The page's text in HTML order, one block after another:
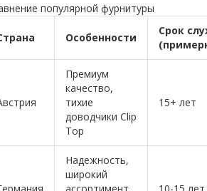
популярной фурнитуры
Особенности
Срок
Премиум
качество,
тихие
доводчики Clip
Top
15+ лет
Надежность,
широкий